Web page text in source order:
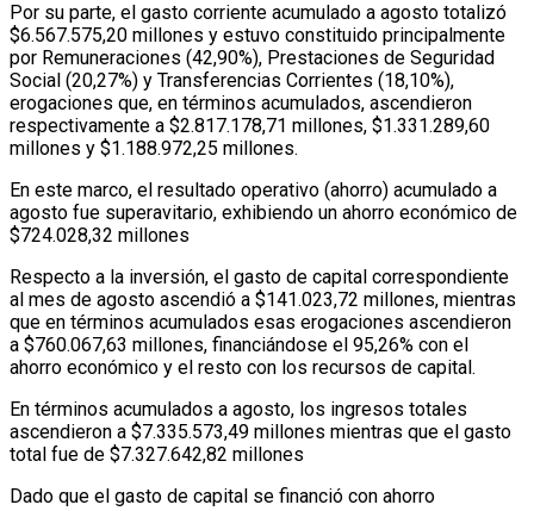
Por su parte, el gasto corriente acumulado a agosto totalizó
$6.567.575,20 millones y estuvo constituido principalmente
por Remuneraciones (42,90%), Prestaciones de Seguridad
Social (20,27%) y Transferencias Corrientes (18,10%),
erogaciones que, en términos acumulados, ascendieron
respectivamente a $2.817.178,71 millones, $1.331.289,60
millones y $1.188.972,25 millones.
En este marco, el resultado operativo (ahorro) acumulado a
agosto fue superavitario, exhibiendo un ahorro económico de
$724.028,32 millones
Respecto a la inversión, el gasto de capital correspondiente
al mes de agosto ascendió a $141.023,72 millones, mientras
que en términos acumulados esas erogaciones ascendieron
a $760.067,63 millones, financiándose el 95,26% con el
ahorro económico y el resto con los recursos de capital.
En términos acumulados a agosto, los ingresos totales
ascendieron a $7.335.573,49 millones mientras que el gasto
total fue de $7.327.642,82 millones
Dado que el gasto de capital se financió con ahorro